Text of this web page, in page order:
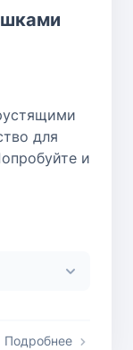
для
и
Подробнее